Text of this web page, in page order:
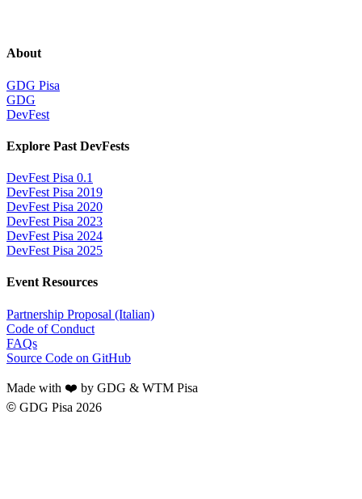
About
GDG Pisa
GDG
DevFest
Explore Past DevFests
DevFest Pisa 0.1
DevFest Pisa 2019
DevFest Pisa 2020
DevFest Pisa 2023
DevFest Pisa 2024
DevFest Pisa 2025
Event Resources
Partnership Proposal (Italian)
Code of Conduct
FAQs
Source Code on GitHub
Made with ❤️ by GDG & WTM Pisa
© GDG Pisa 2026